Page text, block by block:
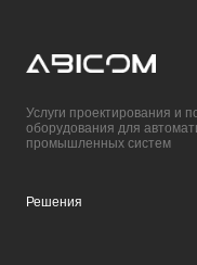
Услуги проектирования и
оборудования для
промышленных систем
Решения